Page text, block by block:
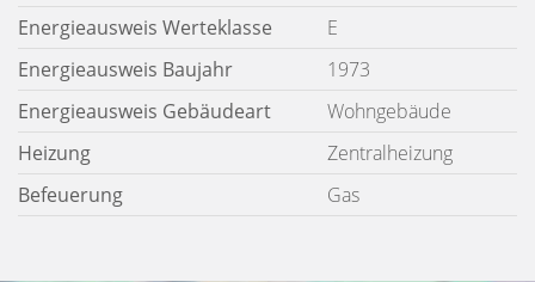
Energieausweis Werteklasse
E
Energieausweis Baujahr
1973
Energieausweis Gebäudeart
Wohngebäude
Heizung
Zentralheizung
Befeuerung
Gas